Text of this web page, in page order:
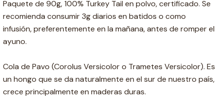
Paquete de 90g, 100% Turkey Tail en polvo, certificado. Se
recomienda consumir 3g diarios en batidos o como
infusión, preferentemente en la mañana, antes de romper el
ayuno.
Cola de Pavo (Corolus Versicolor o Trametes Versicolor). Es
un hongo que se da naturalmente en el sur de nuestro país,
crece principalmente en maderas duras.